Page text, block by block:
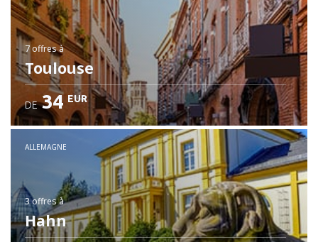
7 offresà
Toulouse
DE 34 EUR
ALLEMAGNE
3 offresà
Hahn